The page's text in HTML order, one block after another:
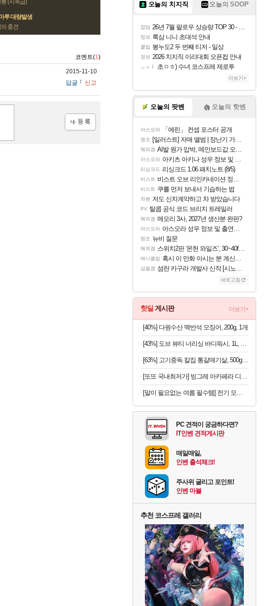
(지옥급)
루 대량발생
충견
코멘트(1)
2015-11-10
답글
신고
오늘의 치지직 오늘의 SOOP
잡담 26년 7월 팔로우 상승량 TOP 30 - 월간 치지직
정보 룩삼 니니 초대석 안내
클립 봉누도2 두 번째 티저 - 일상
정보 2026 치지직 이리대회 오픈컵 안내
ㅗㅜㅑ 초ㅇㅎ) 수녀 코스프레 제로투
더보기+
오늘의 팟벤 오늘의 핫벤
아스오라 「에린」 컨셉 포스터 공개
명조 [일러스트] 자매 앨범 | 장난기 가득한 오후의 공원 (리메이크판)
해외겜 AI발 원가 압박, 메인보드값 오르나
아스오라 아키츠 아키나 성우 정보 및 주요 필모
리싱크드 리싱크드 1.06 패치노트 (8/5)
비스트 비스트 오브 리인카네이션 정보/공략글 모음
비스트 쿠를 먼저 보내서 기습하는 법
차벤 저도 신차계약하고 차 받았습니다
PV 탈콥 공식 코드 브리치 트레일러
해외겜 메모리 3사, 2027년 생산분 완판?
아스오라 아스오라 성우 정보 및 출연작 모음
명조 뉴비 질문
해외겜 스위치2판 ‘몬헌 와일즈’, 30~40fps 목표 추정
애니클립 혹시 이 만화 아시는 분 계신가요
섭컬겜 섬란 카구라 개발사 신작 [시노비 넥서스] 연내 출시 예정
새로고침
핫딜 게시판 더보기+
[40%] 다원수산 맥반석 오징어, 200g, 1개
[43%] 도브 뷰티 너리싱 바디워시, 1L, 2개
[63%] 고기중독 칼집 통갈매기살, 500g, 2팩
[또또 국내최저가] 빙그레 아카페라 디카페인 아메리카노 400ml x 20개
[말이 필요없는 여름 필수템] 전기 모기채 x 2개
PC 견적이 궁금하다면?
IT인벤 견적게시판
매일매일,
인벤 출석체크!
주사위 굴리고 포인트!
인벤 마블
추천 코스프레 갤러리